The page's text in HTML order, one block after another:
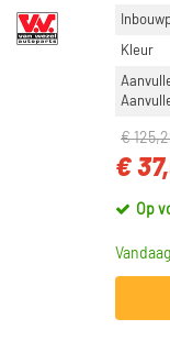
Kleur
€
€
Op